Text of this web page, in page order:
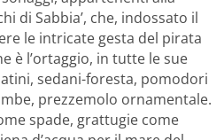
di Sabbia’, che, indossato il
le intricate gesta del pirata
è l’ortaggio, in tutte le sue
sedani-foresta, pomodori
prezzemolo ornamentale.
spade, grattugie come